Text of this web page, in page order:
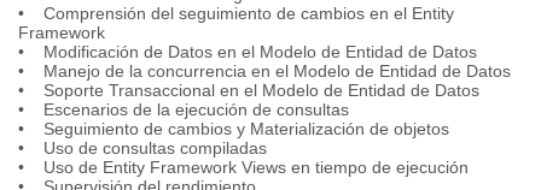
• Comprensión del seguimiento de cambios en el Entity
Framework
• Modificación de Datos en el Modelo de Entidad de Datos
• Manejo de la concurrencia en el Modelo de Entidad de Datos
• Soporte Transaccional en el Modelo de Entidad de Datos
• Escenarios de la ejecución de consultas
• Seguimiento de cambios y Materialización de objetos
• Uso de consultas compiladas
• Uso de Entity Framework Views en tiempo de ejecución